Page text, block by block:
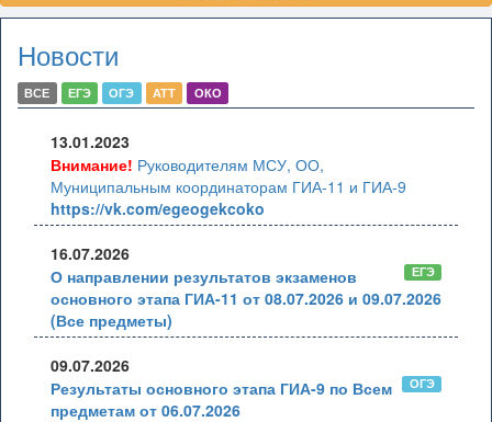
Новости
ВСЕ ЕГЭ ОГЭ АТТ ОКО
13.01.2023
Внимание! Руководителям МСУ, ОО,
Муниципальным координаторам ГИА-11 и ГИА-9
https://vk.com/egeogekcoko
16.07.2026
ЕГЭ
О направлении результатов экзаменов
основного этапа ГИА-11 от 08.07.2026 и 09.07.2026
(Все предметы)
09.07.2026
ОГЭ
Результаты основного этапа ГИА-9 по Всем
предметам от 06.07.2026